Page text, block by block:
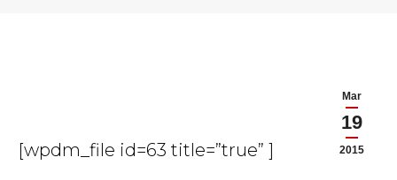
Mar
19
2015
[wpdm_file id=63 title=”true” ]